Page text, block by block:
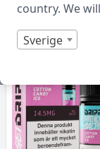
country. We
Sverige
Visar 35 produkter